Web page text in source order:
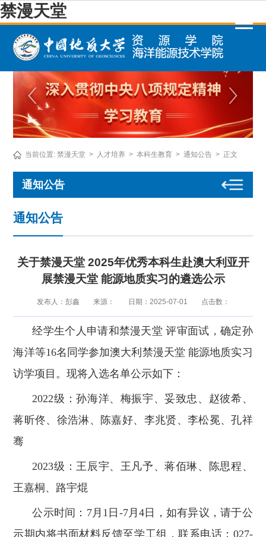
禁漫天堂
当前位置:禁漫天堂 > 人才培养 > 本科生教育 > 通知公告 > 正文
通知公告
通知公告
关于禁漫天堂 2025年优秀本科生赴澳大利亚开
展禁漫天堂 能源地质实习的遴选公示
发布人：彭鑫 来源： 日期：2025-07-01 点击数：
经学生个人申请和禁漫天堂 评审面试，确定孙
海洋等16名同学参加澳大利禁漫天堂 能源地质实习
访学项目。现将入选名单公示如下：
2022级：孙海洋、梅振宇、妥致忠、赵彼希、
蒋昕佟、徐浩淋、陈嘉好、李兆贤、李松冕、孔祥
骞
2023级：王辰宇、王凡予、蒋佰琳、陈思程、
王嘉桐、路宇焜
公示时间：7月1日-7月4日，如有异议，请于公
示期内将书面材料反馈至学工组，联系电话：027-